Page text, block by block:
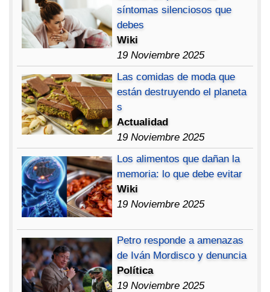
síntomas silenciosos que
debes
Wiki
19 Noviembre 2025
Las comidas de moda que
están destruyendo el planeta
s
Actualidad
19 Noviembre 2025
Los alimentos que dañan la
memoria: lo que debe evitar
Wiki
19 Noviembre 2025
Petro responde a amenazas
de Iván Mordisco y denuncia
Política
19 Noviembre 2025